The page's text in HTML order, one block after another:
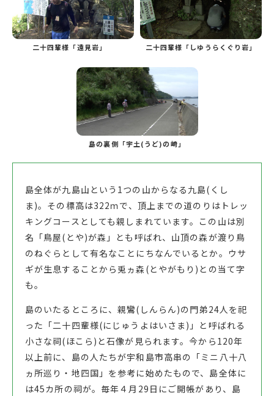
二十四輩様「遠見岩」 二十四輩様「しゆうらくぐり岩」
島の裏側「宇土(うど)の崎」
島全体が九島山という1つの山からなる九島(くし
ま)。その標高は322ｍで、頂上までの道のりはトレッ
キングコースとしても親しまれています。この山は別
名「鳥屋(とや)が森」とも呼ばれ、山頂の森が渡り鳥
のねぐらとして有名なことにちなんでいるとか。ウサ
ギが生息することから兎ヵ森(とやがもり)との当て字
も。
島のいたるところに、親鸞(しんらん)の門弟24人を祀
った「二十四輩様(にじゅうよはいさま)」と呼ばれる
小さな祠(ほこら)と石像が見られます。今から120年
以上前に、島の人たちが宇和島市高串の「ミニ八十八
ヵ所巡り・地四国」を参考に始めたもので、島全体に
は45カ所の祠が。毎年４月29日にご開帳があり、島